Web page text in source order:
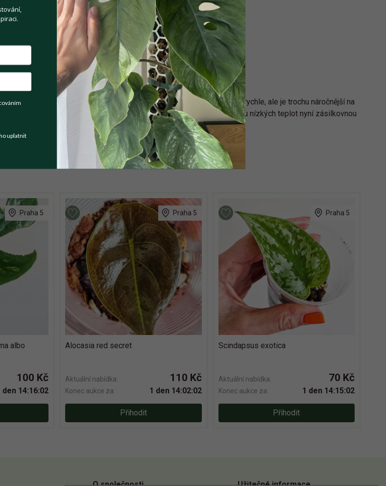
Kategorie: Pokojové rostliny
Má 2 větve růstu. Zvyklý na běžné pokojové podmínky - roste rychle, ale je trochu náročnější na
nějakou oporu (výška rostliny s květináčem je 50 cm). Z důvodu nízkých teplot nyní zásilkovnou
Praha 5
albo
100 Kč
den 14:16:01
Praha 5
Alocasia red secret
Aktuální nabídka: 110 Kč
Konec aukce za: 1 den 14:02:01
Přihodit
Praha 5
Scindapsus exotica
Aktuální nabídka: 70 Kč
Konec aukce za: 1 den 14:15:01
Přihodit
uplatnit